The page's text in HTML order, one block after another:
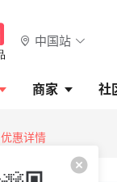
中国站
商家 社
优惠详情